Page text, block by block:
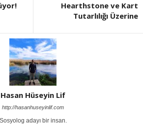
Hearthstone ve Kart
Tutarlılığı Üzerine
Hasan Hüseyin Lif
http://hasanhuseyinlif.com
Sosyolog adayı bir insan.